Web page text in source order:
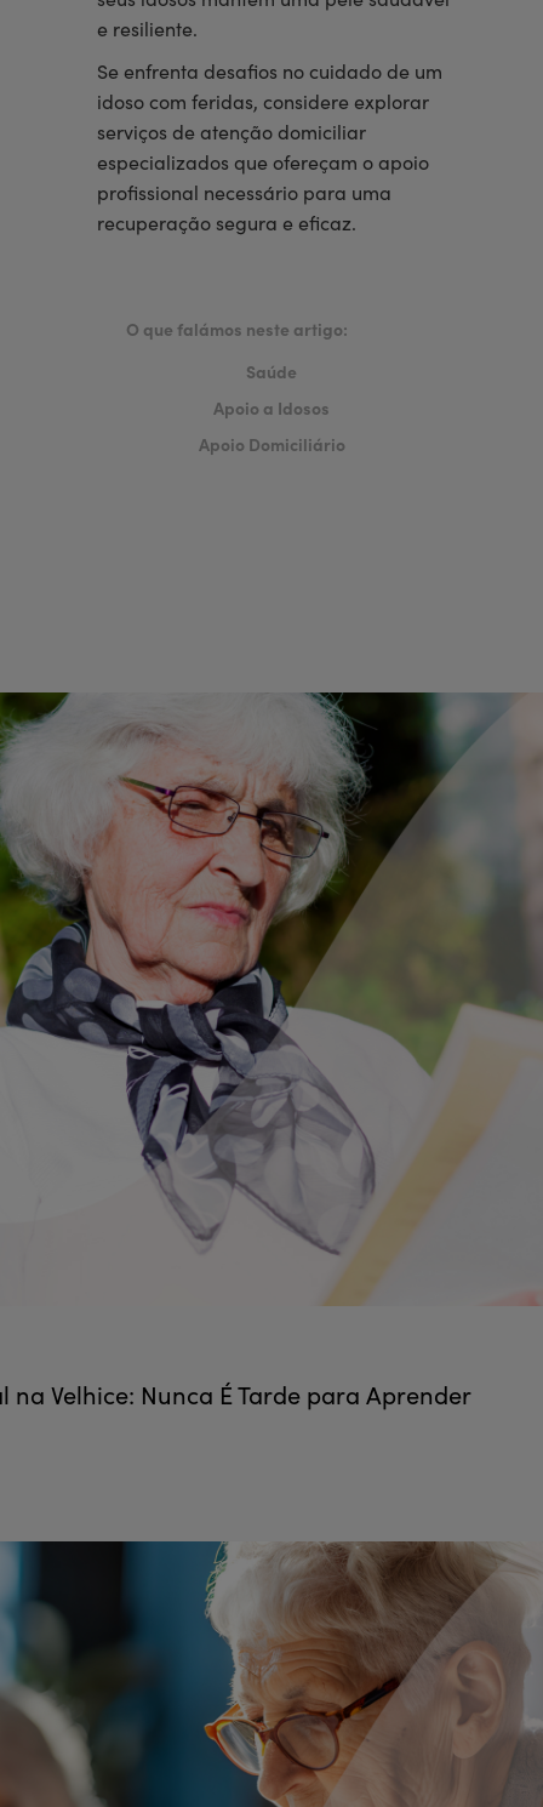
e resiliente.
Se enfrenta desafios no cuidado de um
idoso com feridas, considere explorar
serviços de atenção domiciliar
especializados que ofereçam o apoio
profissional necessário para uma
recuperação segura e eficaz.
O que falámos neste artigo:
Saúde
Apoio a Idosos
Apoio Domiciliário
na Velhice: Nunca É Tarde para Aprender